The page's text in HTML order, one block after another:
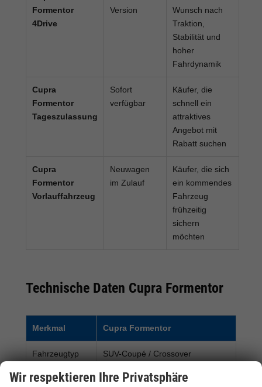
Formentor
4Drive
Version
Wunsch nach
Traktion,
Stabilität und
hoher
Fahrdynamik
Cupra
Formentor
Tageszulassung
Sofort
verfügbar
Käufer, die
schnell ein
attraktives
Angebot mit
Rabatt suchen
Cupra
Formentor
Vorlauffahrzeug
Neuwagen
im Zulauf
Käufer, die sich
ein kommendes
Fahrzeug
frühzeitig
sichern
möchten
Technische Daten Cupra Formentor
Merkmal Cupra Formentor
Fahrzeugtyp SUV-Coupé / Crossover
Antrieb
Benziner, Plug-in-Hybrid oder
Wir respektieren Ihre Privatsphäre